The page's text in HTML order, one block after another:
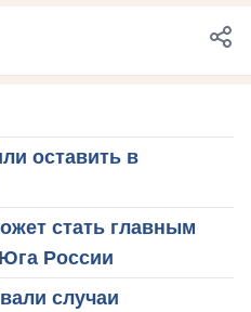
оставить в
стать главным
России
случаи